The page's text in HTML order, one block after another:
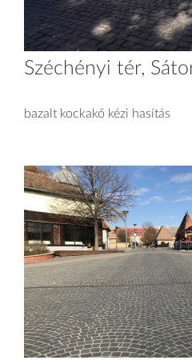
Széchényi tér,
bazalt kockakő kézi hasítás